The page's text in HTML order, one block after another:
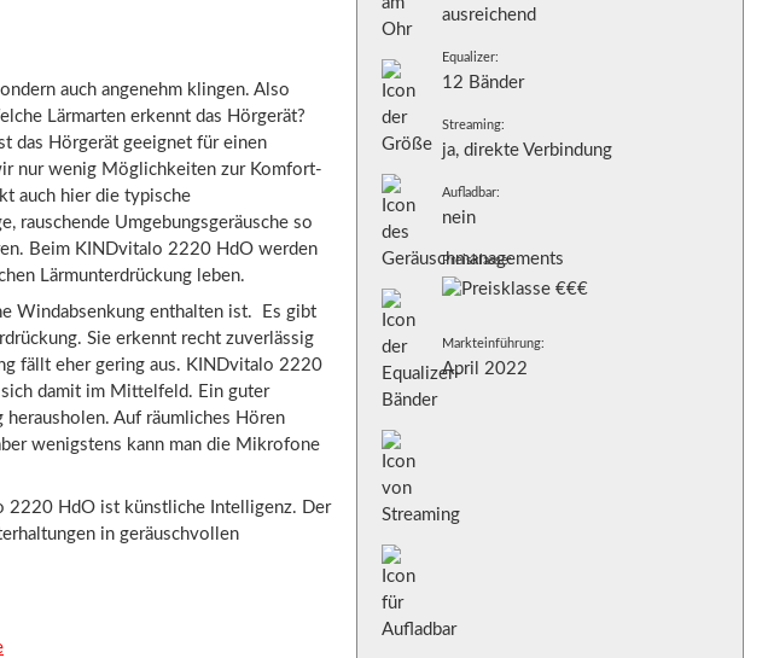
auch angenehm klingen. Also
Lärmarten erkennt das Hörgerät?
das Hörgerät geeignet für einen
nur wenig Möglichkeiten zur Komfort-
auch hier die typische
rauschende Umgebungsgeräusche so
Beim KINDvitalo 2220 HdO werden
Lärmunterdrückung leben.
Windabsenkung enthalten ist. Es gibt
Sie erkennt recht zuverlässig
fällt eher gering aus. KINDvitalo 2220
damit im Mittelfeld. Ein guter
Auf räumliches Hören
wenigstens kann man die Mikrofone
2220 HdO ist künstliche Intelligenz. Der
in geräuschvollen
ausreichend
Equalizer:
12 Bänder
Streaming:
ja, direkte Verbindung
Aufladbar:
nein
Preisklasse:
Markteinführung:
April 2022